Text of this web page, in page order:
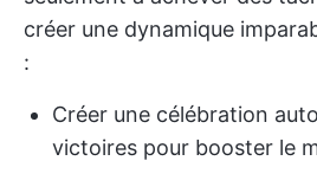
créer une dynamique
:
Créer une célébration
victoires pour booster le